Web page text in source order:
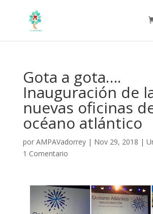
Gota a gota….
Inauguración de
nuevas oficinas
océano atlántico
por AMPAVadorrey| Nov 29, 2018 |
1 Comentario